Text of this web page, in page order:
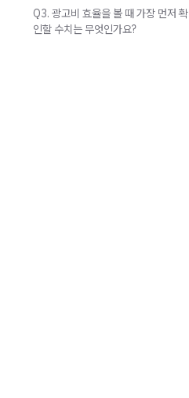
Q3. 광고비 효율을 볼 때 가장 먼저 확
인할 수치는 무엇인가요?